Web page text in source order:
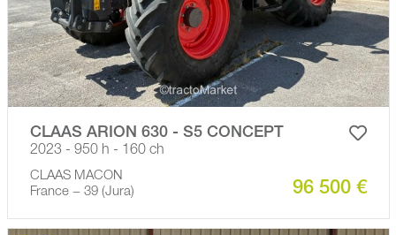
CLAAS ARION 630 - S5 CONCEPT
2023 - 950 h - 160 ch
CLAAS MACON
France − 39 (Jura)
96 500 €